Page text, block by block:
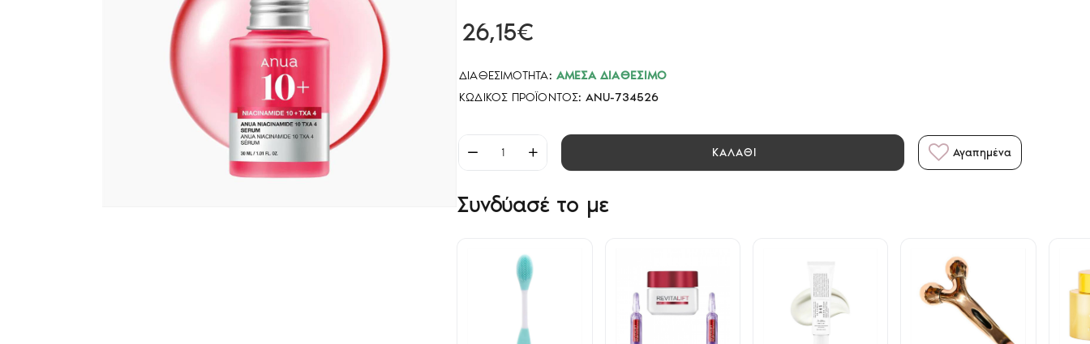
ΔΙΑΘΕΣΙΜΌΤΗΤΑ: ΆΜΕΣΑ ΔΙΑΘΈΣΙΜΟ
ΚΩΔΙΚΌΣ ΠΡΟΪΌΝΤΟΣ: ANU-734526
26,15€
ΚΑΛΑΘΙ Αγαπημένα
Συνδύασέ το με